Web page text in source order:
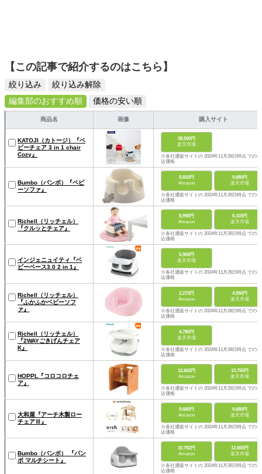
【この記事で紹介するのはこちら】
絞り込み
絞り込み解除
編集部のおすすめ順
価格の安い順
商品名 画像 購入サイト
KATOJI（カトージ）『ベ
ビーチェア 3 in 1 chair
Cozy』
38,500円
楽天市場
※各社通販サイトの 2024年11月26日時点 での税
込価格
Bumbo（バンボ）『ベビ
ーソファ』
8,810円
Amazon
9,680円
楽天市場
※各社通販サイトの 2024年11月26日時点 での税
込価格
Richell（リッチェル）
『クルッとチェア』
5,998円
Amazon
6,103円
楽天市場
※各社通販サイトの 2024年11月26日時点 での税
込価格
インジェニュイティ『ベ
ビーベース3.0 2 in 1』
5,900円
楽天市場
※各社通販サイトの 2024年11月26日時点 での税
込価格
Richell（リッチェル）
『ふかふかベビーソフ
ァ』
2,273円
Amazon
4,550円
楽天市場
※各社通販サイトの 2024年11月28日時点 での税
込価格
Richell（リッチェル）
『2WAYごきげんチェア
K』
4,780円
楽天市場
※各社通販サイトの 2024年11月28日時点 での税
込価格
HOPPL『コロコロチェ
ア』
12,663円
Amazon
13,750円
楽天市場
※各社通販サイトの 2024年11月26日時点 での税
込価格
大和屋『アーチ木製ロー
チェアⅢ』
9,680円
Amazon
9,680円
楽天市場
※各社通販サイトの 2024年11月26日時点 での税
込価格
Bumbo（バンボ） 『バン
ボ マルチシート』
10,752円
Amazon
12,650円
楽天市場
※各社通販サイトの 2024年11月26日時点 での税
込価格